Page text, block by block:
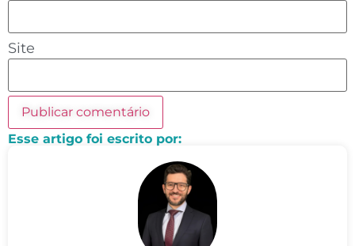
Site
Esse artigo foi escrito por: